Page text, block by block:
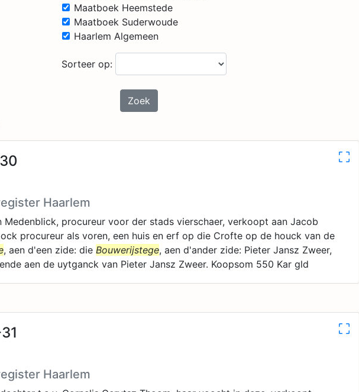
Maatboek Heemstede
Maatboek Suderwoude
Haarlem Algemeen
Sorteer op:
Zoek
Haarlem
Medenblick, procureur voor der stads vierschaer, verkoopt aan Jacob
procureur als voren, een huis en erf op die Crofte op de houck van de
, aen d'een zide: die Bouwerijstege, aen d'ander zide: Pieter Jansz Zweer,
aen de uytganck van Pieter Jansz Zweer. Koopsom 550 Kar gld
Haarlem